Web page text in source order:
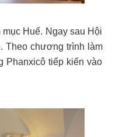
Huế. Ngay sau Hội
Theo chương trình làm
Phanxicô tiếp kiến vào